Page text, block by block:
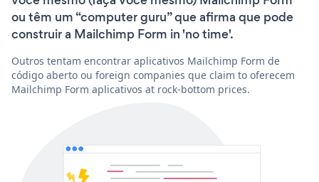
ou têm um “computer guru” que afirma que pode
construir a Mailchimp Form in 'no time'.
Outros tentam encontrar aplicativos Mailchimp Form de
código aberto ou foreign companies que claim to oferecem
Mailchimp Form aplicativos at rock-bottom prices.